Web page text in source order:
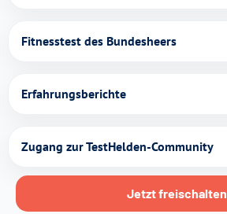
Fitnesstest des Bundesheers
Erfahrungsberichte
Zugang zur TestHelden-Community
Jetzt freischalten